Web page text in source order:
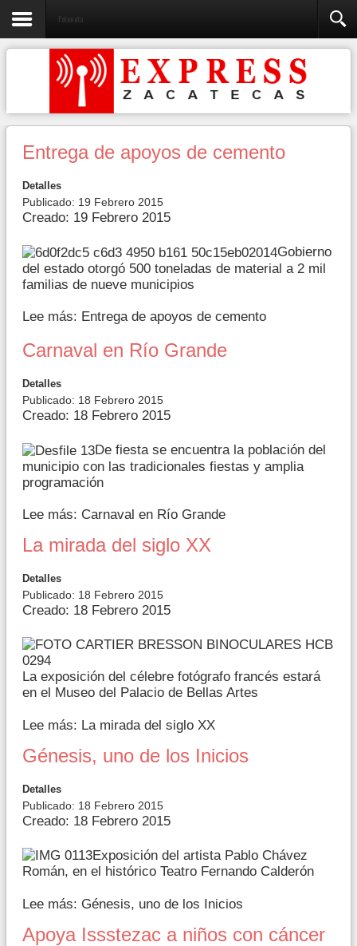
Fotonota
Entrega de apoyos de cemento
Detalles
Publicado: 19 Febrero 2015
Creado: 19 Febrero 2015
Gobierno
del estado otorgó 500 toneladas de material a 2 mil
familias de nueve municipios
Lee más: Entrega de apoyos de cemento
Carnaval en Río Grande
Detalles
Publicado: 18 Febrero 2015
Creado: 18 Febrero 2015
De fiesta se encuentra la población del
municipio con las tradicionales fiestas y amplia
programación
Lee más: Carnaval en Río Grande
La mirada del siglo XX
Detalles
Publicado: 18 Febrero 2015
Creado: 18 Febrero 2015
La exposición del célebre fotógrafo francés estará
en el Museo del Palacio de Bellas Artes
Lee más: La mirada del siglo XX
Génesis, uno de los Inicios
Detalles
Publicado: 18 Febrero 2015
Creado: 18 Febrero 2015
Exposición del artista Pablo Chávez
Román, en el histórico Teatro Fernando Calderón
Lee más: Génesis, uno de los Inicios
Apoya Issstezac a niños con cáncer